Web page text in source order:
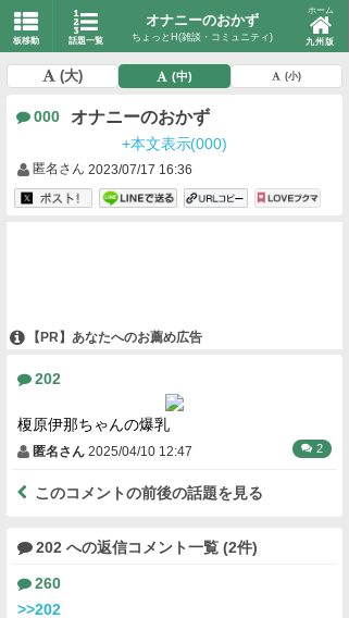
板移動 話題一覧
オナニーのおかず
ちょっとH(雑談・コミュニティ)
ホーム
九州版
(大) (中) (小)
000 オナニーのおかず
+本文表示(000)
匿名さん 2023/07/17 16:36
【PR】あなたへのお薦め広告
202
榎原伊那ちゃんの爆乳
匿名さん 2025/04/10 12:47 2
このコメントの前後の話題を見る
202 への返信コメント一覧 (2件)
260
>>202